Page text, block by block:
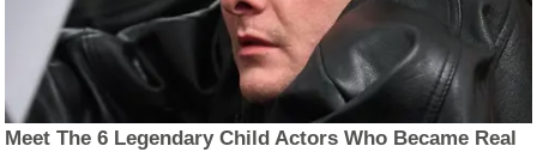
Meet The 6 Legendary Child Actors Who Became Real